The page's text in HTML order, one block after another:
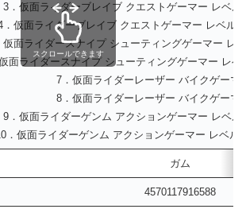
3．仮面ライダーブレイブ クエストゲーマー レベ
．仮面ライダーブレイブ クエストゲーマー レベル
仮面ライダースナイプ シューティングゲーマー レ
面ライダースナイプ シューティングゲーマー レ
7．仮面ライダーレーザー バイクゲーマ
8．仮面ライダーレーザー バイクゲーマ
9．仮面ライダーゲンム アクションゲーマー レベ
．仮面ライダーゲンム アクションゲーマー レベル
ガム
4570117916588
スクロールできます